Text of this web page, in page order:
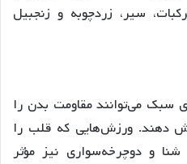
سیر، زردچوبه و زنجبیل
سبک می‌توانند مقاومت بدن را
دهند. ورزش‌هایی که قلب را
شنا و دوچرخه‌سواری نیز مؤثر